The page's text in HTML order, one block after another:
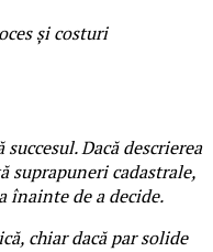
și costuri
Dacă descrierea
suprapuneri cadastrale,
înainte de a decide.
chiar dacă par solide